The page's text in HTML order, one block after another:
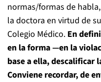
normas/formas de
la doctora en virtud de
Colegio Médico. En
en la forma —en la
base a ella, descalificar
Conviene recordar, de